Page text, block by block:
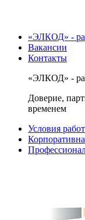
«ЭЛКОД» -
Вакансии
Контакты
«ЭЛКОД» -
Доверие,
временем
Условия